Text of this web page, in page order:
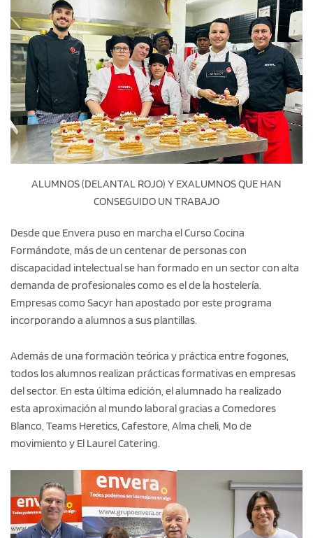
ALUMNOS (DELANTAL ROJO) Y EXALUMNOS QUE HAN
CONSEGUIDO UN TRABAJO
Desde que Envera puso en marcha el Curso Cocina
Formándote, más de un centenar de personas con
discapacidad intelectual se han formado en un sector con alta
demanda de profesionales como es el de la hostelería.
Empresas como Sacyr han apostado por este programa
incorporando a alumnos a sus plantillas.
Además de una formación teórica y práctica entre fogones,
todos los alumnos realizan prácticas formativas en empresas
del sector. En esta última edición, el alumnado ha realizado
esta aproximación al mundo laboral gracias a Comedores
Blanco, Teams Heretics, Cafestore, Alma cheli, Mo de
movimiento y El Laurel Catering.